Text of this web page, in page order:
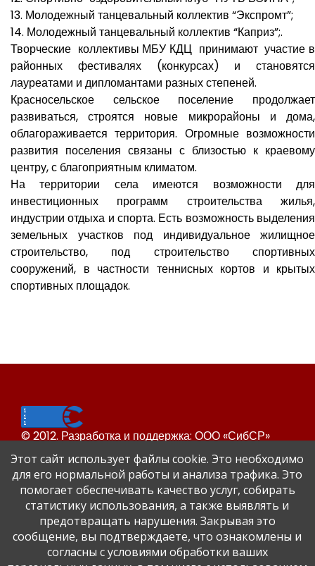
13. Молодежный танцевальный коллектив “Экспромт”;
14. Молодежный танцевальный коллектив “Каприз”;.
Творческие коллективы МБУ КДЦ принимают участие в
районных фестивалях (конкурсах) и становятся
лауреатами и дипломантами разных степеней.
Красносельское сельское поселение продолжает
развиваться, строятся новые микрорайоны и дома,
облагораживается территория. Огромные возможности
развития поселения связаны с близостью к краевому
центру, с благоприятным климатом.
На территории села имеются возможности для
инвестиционных программ строительства жилья,
индустрии отдыха и спорта. Есть возможность выделения
земельных участков под индивидуальное жилищное
строительство, под строительство спортивных
сооружений, в частности теннисных кортов и крытых
спортивных площадок.
© 2012. Разработка и поддержка: ООО «СибСР»
Все права защищены законом и международными
соглашениями.
Этот сайт использует файлы cookie. Это необходимо
для его нормальной работы и анализа трафика. Это
помогает обеспечивать качество услуг, собирать
статистику использования, а также выявлять и
предотвращать нарушения. Закрывая это
сообщение, вы подтверждаете, что ознакомлены и
согласны с условиями обработки ваших